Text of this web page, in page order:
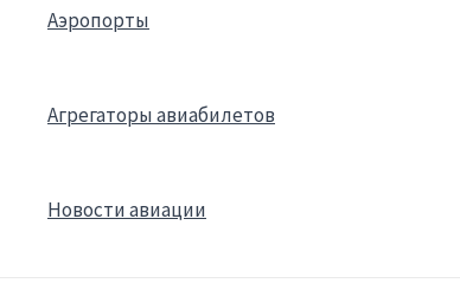
Аэропорты
Агрегаторы авиабилетов
Новости авиации